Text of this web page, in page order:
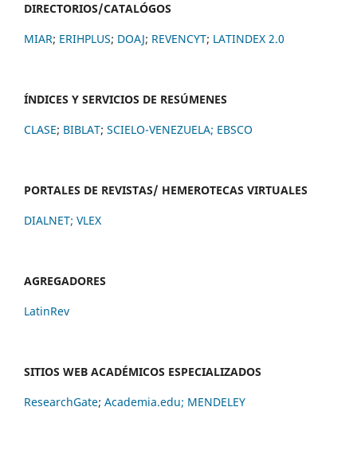
DIRECTORIOS/CATALÓGOS
MIAR; ERIHPLUS; DOAJ; REVENCYT; LATINDEX 2.0
ÍNDICES Y SERVICIOS DE RESÚMENES
CLASE; BIBLAT; SCIELO-VENEZUELA; EBSCO
PORTALES DE REVISTAS/ HEMEROTECAS VIRTUALES
DIALNET; VLEX
AGREGADORES
LatinRev
SITIOS WEB ACADÉMICOS ESPECIALIZADOS
ResearchGate; Academia.edu; MENDELEY